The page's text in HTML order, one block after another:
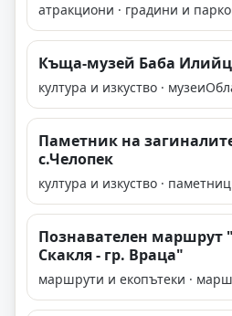
атракциони · градини и
Къща-музей Баба
култура и изкуство · музеи
Паметник на
с.Челопек
култура и изкуство ·
Познавателен маршрут
Скакля - гр. Враца"
маршрути и екопътеки ·